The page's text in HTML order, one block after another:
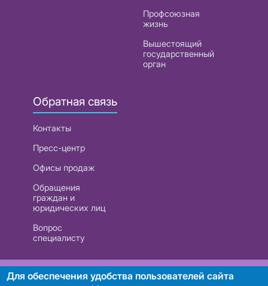
Профсоюзная
жизнь
Вышестоящий
государственный
орган
Обратная связь
Контакты
Пресс-центр
Офисы продаж
Обращения
граждан и
юридических лиц
Вопрос
специалисту
РУП «Белтелеком». УНП 101007741
Для обеспечения удобства пользователей сайта